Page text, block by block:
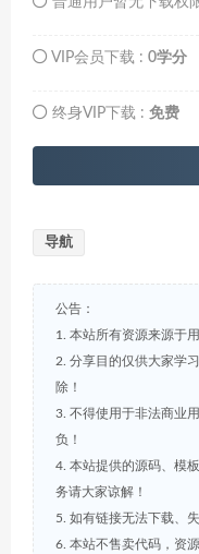
VIP会员下载 : 0学分
终身VIP下载 : 免费
导航
公告：
1. 本站所有资源来源于
2. 分享目的仅供大家学
除！
3. 不得使用于非法商业
负！
4. 本站提供的源码、模
务请大家谅解！
5. 如有链接无法下载、
6. 本站不售卖代码，资